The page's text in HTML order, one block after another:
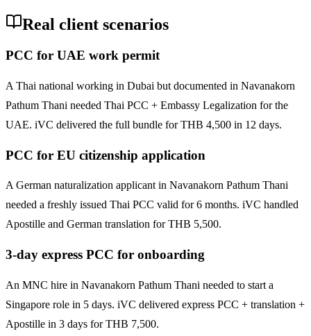
Real client scenarios
PCC for UAE work permit
A Thai national working in Dubai but documented in Navanakorn
Pathum Thani needed Thai PCC + Embassy Legalization for the
UAE. iVC delivered the full bundle for THB 4,500 in 12 days.
PCC for EU citizenship application
A German naturalization applicant in Navanakorn Pathum Thani
needed a freshly issued Thai PCC valid for 6 months. iVC handled
Apostille and German translation for THB 5,500.
3-day express PCC for onboarding
An MNC hire in Navanakorn Pathum Thani needed to start a
Singapore role in 5 days. iVC delivered express PCC + translation +
Apostille in 3 days for THB 7,500.